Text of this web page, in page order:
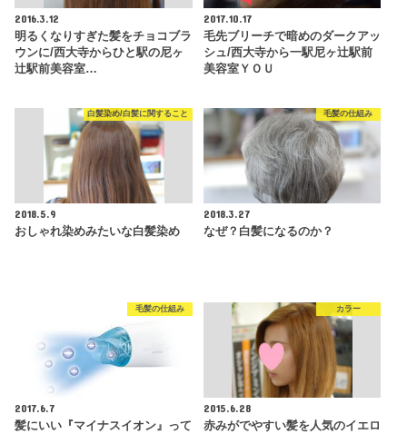
2016.3.12
明るくなりすぎた髪をチョコブラ
ウンに/西大寺からひと駅の尼ヶ
辻駅前美容室…
2017.10.17
毛先ブリーチで暗めのダークアッ
シュ/西大寺から一駅尼ヶ辻駅前
美容室ＹＯＵ
白髪染め/白髪に関すること
2018.5.9
おしゃれ染めみたいな白髪染め
毛髪の仕組み
2018.3.27
なぜ？白髪になるのか？
毛髪の仕組み
2017.6.7
髪にいい『マイナスイオン』って
カラー
2015.6.28
赤みがでやすい髪を人気のイエロ